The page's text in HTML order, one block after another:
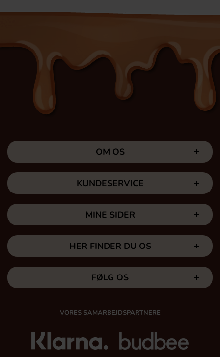
OM OS
KUNDESERVICE
MINE SIDER
HER FINDER DU OS
FØLG OS
VORES SAMARBEJDSPARTNERE